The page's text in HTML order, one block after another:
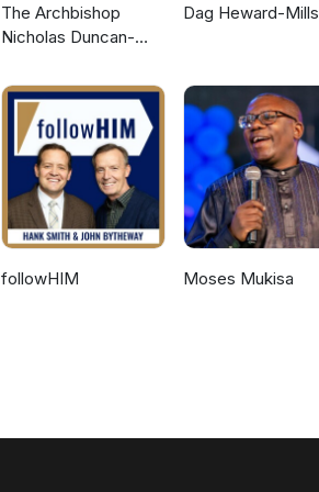
The Archbishop
Nicholas Duncan-
Dag Heward-Mills
followHIM Moses Mukisa